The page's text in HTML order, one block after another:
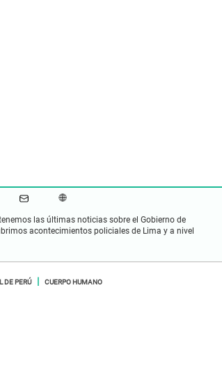
las últimas noticias sobre el Gobierno de
acontecimientos policiales de Lima y a nivel
DE PERÚ CUERPO HUMANO